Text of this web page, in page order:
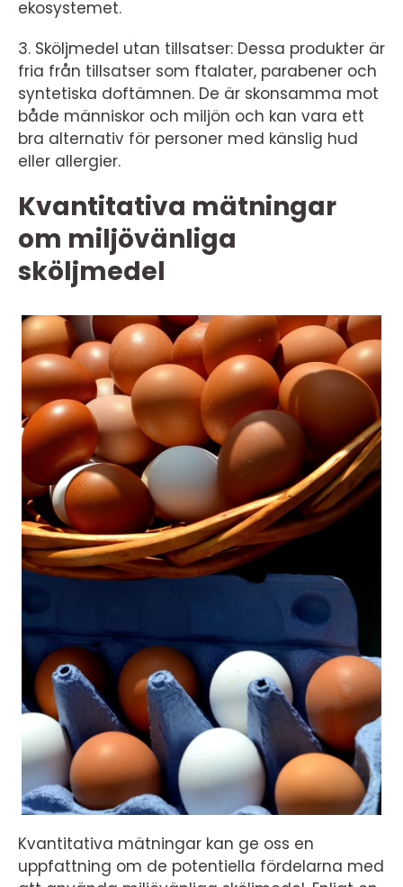
ekosystemet.
3. Sköljmedel utan tillsatser: Dessa produkter är
fria från tillsatser som ftalater, parabener och
syntetiska doftämnen. De är skonsamma mot
både människor och miljön och kan vara ett
bra alternativ för personer med känslig hud
eller allergier.
Kvantitativa mätningar
om miljövänliga
sköljmedel
Kvantitativa mätningar kan ge oss en
uppfattning om de potentiella fördelarna med